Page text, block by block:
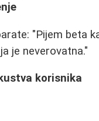
"Pijem beta
je neverovatna."
korisnika